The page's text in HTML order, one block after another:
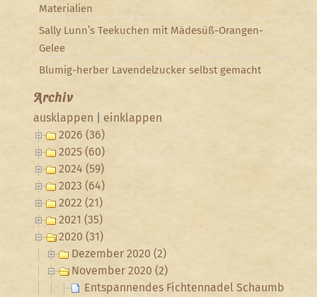
Materialien
Sally Lunn’s Teekuchen mit Mädesüß-Orangen-
Gelee
Blumig-herber Lavendelzucker selbst gemacht
Archiv
ausklappen
einklappen
2026 (36)
2025 (60)
2024 (59)
2023 (64)
2022 (21)
2021 (35)
2020 (31)
Dezember 2020 (2)
November 2020 (2)
Entspannendes Fichtennadel Schaumbad